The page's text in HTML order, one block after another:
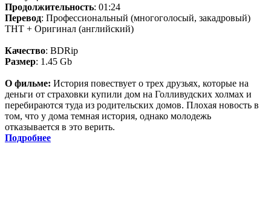
Продолжительность: 01:24
Перевод: Профессиональный (многоголосый, закадровый)
ТНТ + Оригинал (английский)
Качество: BDRip
Размер: 1.45 Gb
О фильме: История повествует о трех друзьях, которые на
деньги от страховки купили дом на Голливудских холмах и
перебираются туда из родительских домов. Плохая новость в
том, что у дома темная история, однако молодежь
отказывается в это верить.
Подробнее